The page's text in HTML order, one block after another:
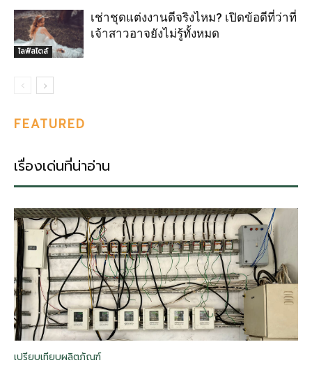
ไลฟ์สไตล์
เช่าชุดแต่งงานดีจริงไหม? เปิดข้อดีที่ว่าที่
เจ้าสาวอาจยังไม่รู้ทั้งหมด
FEATURED
เรื่องเด่นที่น่าอ่าน
เปรียบเทียบผลิตภัณฑ์